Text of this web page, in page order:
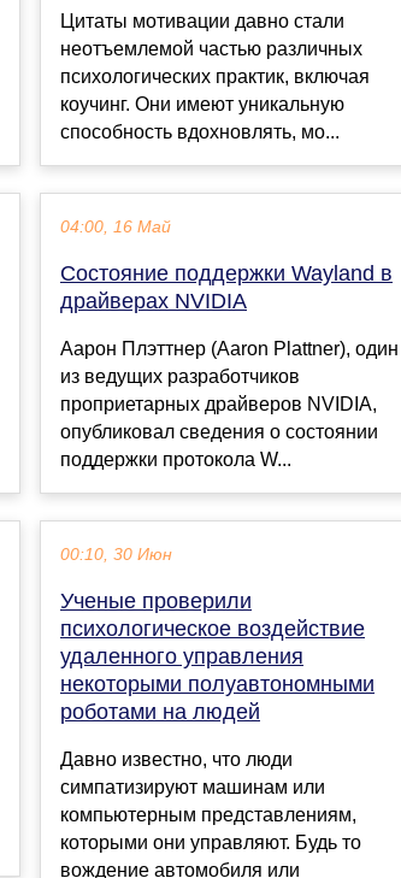
Цитаты мотивации давно стали
неотъемлемой частью различных
психологических практик, включая
коучинг. Они имеют уникальную
способность вдохновлять, мо...
04:00, 16 Май
Состояние поддержки Wayland в
драйверах NVIDIA
Аарон Плэттнер (Aaron Plattner), один
из ведущих разработчиков
проприетарных драйверов NVIDIA,
опубликовал сведения о состоянии
поддержки протокола W...
00:10, 30 Июн
Ученые проверили
психологическое воздействие
удаленного управления
некоторыми полуавтономными
роботами на людей
Давно известно, что люди
симпатизируют машинам или
компьютерным представлениям,
которыми они управляют. Будь то
вождение автомобиля или